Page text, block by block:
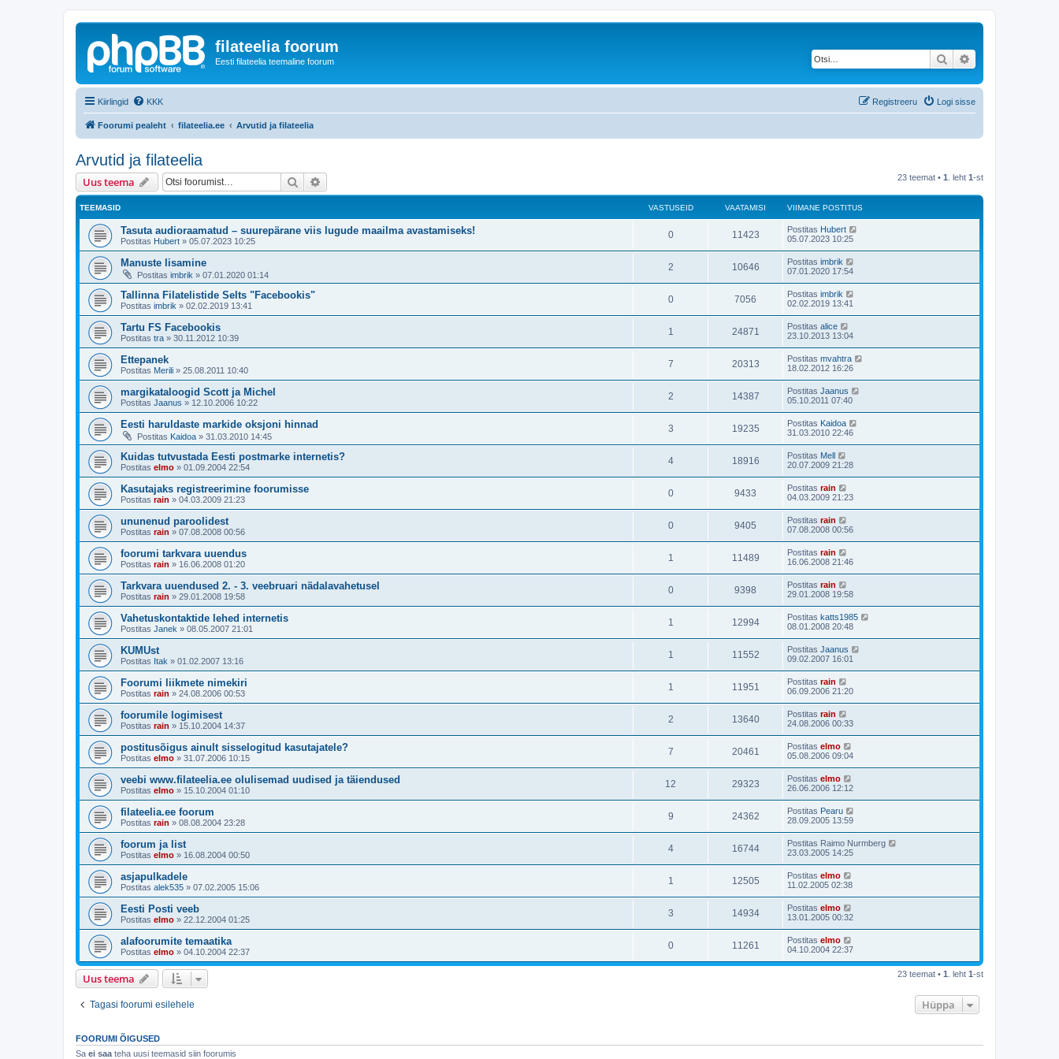
filateelia foorum
Eesti filateelia teemaline foorum Otsi
Kiirlingid KKK Logi sisse
Registreeru
Foorumi pealeht filateelia.ee Arvutid ja filateelia
Arvutid ja filateelia
Uus teema Otsi 23 teemat • 1 . leht 1-st
TEEMASID VASTUSEID VAATAMISI VIIMANE POSTITUS
Tasuta audioraamatud – suurepärane viis lugude maailma avastamiseks!
Postitas Hubert » 05.07.2023 10:25
0 11423 Postitas Hubert
05.07.2023 10:25
Manuste lisamine
Postitas imbrik » 07.01.2020 01:14
2 10646 Postitas imbrik
07.01.2020 17:54
Tallinna Filatelistide Selts "Facebookis"
Postitas imbrik » 02.02.2019 13:41
0 7056 Postitas imbrik
02.02.2019 13:41
Tartu FS Facebookis
Postitas tra » 30.11.2012 10:39
1 24871 Postitas alice
23.10.2013 13:04
Ettepanek
Postitas Merili » 25.08.2011 10:40
7 20313 Postitas mvahtra
18.02.2012 16:26
margikataloogid Scott ja Michel
Postitas Jaanus » 12.10.2006 10:22
2 14387 Postitas Jaanus
05.10.2011 07:40
Eesti haruldaste markide oksjoni hinnad
Postitas Kaidoa » 31.03.2010 14:45
3 19235 Postitas Kaidoa
31.03.2010 22:46
Kuidas tutvustada Eesti postmarke internetis?
Postitas elmo » 01.09.2004 22:54
4 18916 Postitas Mell
20.07.2009 21:28
Kasutajaks registreerimine foorumisse
Postitas rain » 04.03.2009 21:23
0 9433 Postitas rain
04.03.2009 21:23
ununenud paroolidest
Postitas rain » 07.08.2008 00:56
0 9405 Postitas rain
07.08.2008 00:56
foorumi tarkvara uuendus
Postitas rain » 16.06.2008 01:20
1 11489 Postitas rain
16.06.2008 21:46
Tarkvara uuendused 2. - 3. veebruari nädalavahetusel
Postitas rain » 29.01.2008 19:58
0 9398 Postitas rain
29.01.2008 19:58
Vahetuskontaktide lehed internetis
Postitas Janek » 08.05.2007 21:01
1 12994 Postitas katts1985
08.01.2008 20:48
KUMUst
Postitas Itak » 01.02.2007 13:16
1 11552 Postitas Jaanus
09.02.2007 16:01
Foorumi liikmete nimekiri
Postitas rain » 24.08.2006 00:53
1 11951 Postitas rain
06.09.2006 21:20
foorumile logimisest
Postitas rain » 15.10.2004 14:37
2 13640 Postitas rain
24.08.2006 00:33
postitusõigus ainult sisselogitud kasutajatele?
Postitas elmo » 31.07.2006 10:15
7 20461 Postitas elmo
05.08.2006 09:04
veebi www.filateelia.ee olulisemad uudised ja täiendused
Postitas elmo » 15.10.2004 01:10
12 29323 Postitas elmo
26.06.2006 12:12
filateelia.ee foorum
Postitas rain » 08.08.2004 23:28
9 24362 Postitas Pearu
28.09.2005 13:59
foorum ja list
Postitas elmo » 16.08.2004 00:50
4 16744 Postitas Raimo Nurmberg
23.03.2005 14:25
asjapulkadele
Postitas alek535 » 07.02.2005 15:06
1 12505 Postitas elmo
11.02.2005 02:38
Eesti Posti veeb
Postitas elmo » 22.12.2004 01:25
3 14934 Postitas elmo
13.01.2005 00:32
alafoorumite temaatika
Postitas elmo » 04.10.2004 22:37
0 11261 Postitas elmo
04.10.2004 22:37
Uus teema 23 teemat • 1 . leht 1-st
Tagasi foorumi esilehele Hüppa
FOORUMI ÕIGUSED
Sa ei saa teha uusi teemasid siin foorumis